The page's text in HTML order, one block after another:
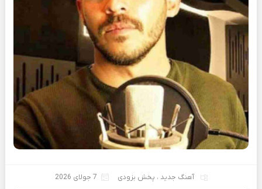
آهنگ جدید ، پخش بزودی 7 جولای 2026